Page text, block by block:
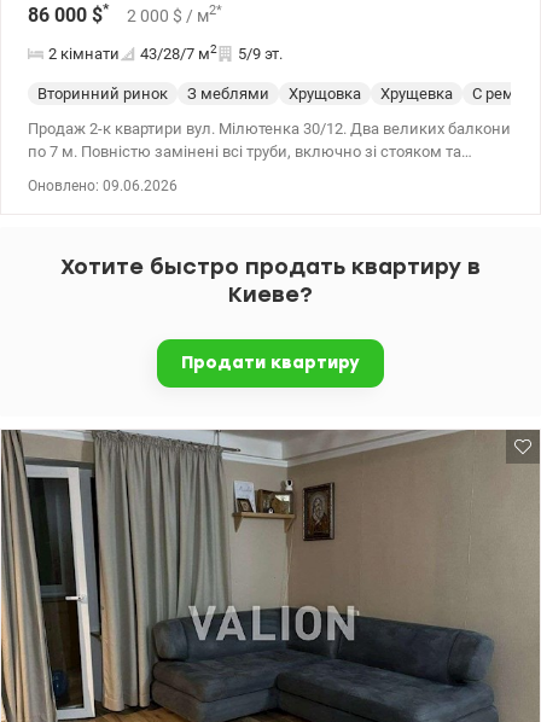
86 000 $* 2 000 $ / м2*
2 кімнати 43/28/7 м2 5/9 эт.
Вторинний ринок З меблями Хрущовка Хрущевка
С
Продаж 2-к квартири вул. Мілютенка 30/12. Два великих балкони
по 7 м. Повністю замінені всі труби, включно зі стояком та
Оновлено: 09.06.2026
Хотите быстро продать квартиру в
Киеве?
Продати квартиру